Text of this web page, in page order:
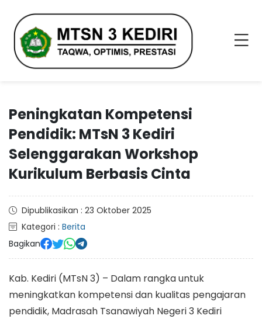
Peningkatan Kompetensi
Pendidik: MTsN 3 Kediri
Selenggarakan Workshop
Kurikulum Berbasis Cinta
Dipublikasikan : 23 Oktober 2025
Kategori : Berita
Bagikan
Kab. Kediri (MTsN 3) – Dalam rangka untuk
meningkatkan kompetensi dan kualitas pengajaran
pendidik, Madrasah Tsanawiyah Negeri 3 Kediri